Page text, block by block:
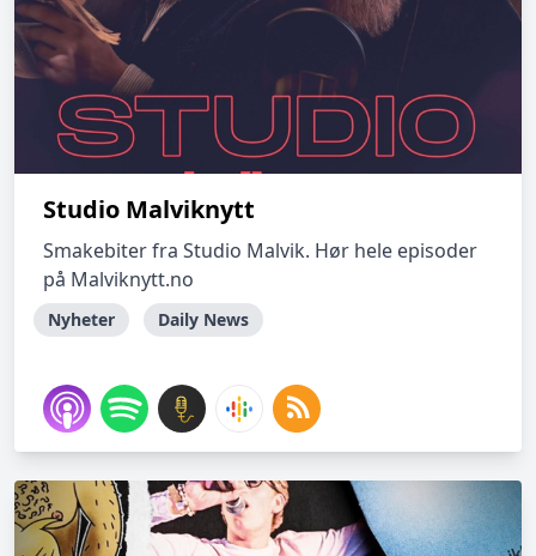
Studio Malviknytt
Smakebiter fra Studio Malvik. Hør hele episoder
på Malviknytt.no
Nyheter Daily News